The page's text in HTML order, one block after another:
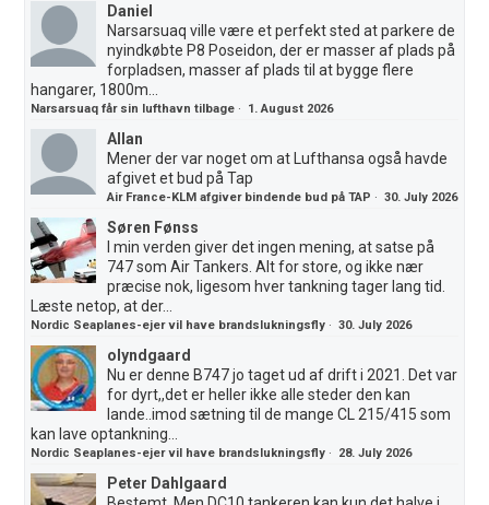
Daniel
Narsarsuaq ville være et perfekt sted at parkere de
nyindkøbte P8 Poseidon, der er masser af plads på
forpladsen, masser af plads til at bygge flere
hangarer, 1800m...
Narsarsuaq får sin lufthavn tilbage · 1. August 2026
Allan
Mener der var noget om at Lufthansa også havde
afgivet et bud på Tap
Air France-KLM afgiver bindende bud på TAP ·30. July 2026
Søren Fønss
I min verden giver det ingen mening, at satse på
747 som Air Tankers. Alt for store, og ikke nær
præcise nok, ligesom hver tankning tager lang tid.
Læste netop, at der...
Nordic Seaplanes-ejer vil have brandslukningsfly ·30. July 2026
olyndgaard
Nu er denne B747 jo taget ud af drift i 2021. Det var
for dyrt,,det er heller ikke alle steder den kan
lande..imod sætning til de mange CL 215/415 som
kan lave optankning...
Nordic Seaplanes-ejer vil have brandslukningsfly · 28. July 2026
Peter Dahlgaard